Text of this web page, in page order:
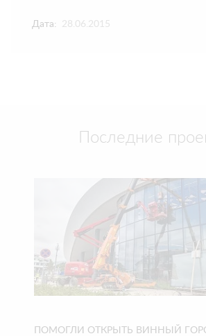
Дата: 28.06.2015
Последние
ПОМОГЛИ ОТКРЫТЬ ВИННЫЙ